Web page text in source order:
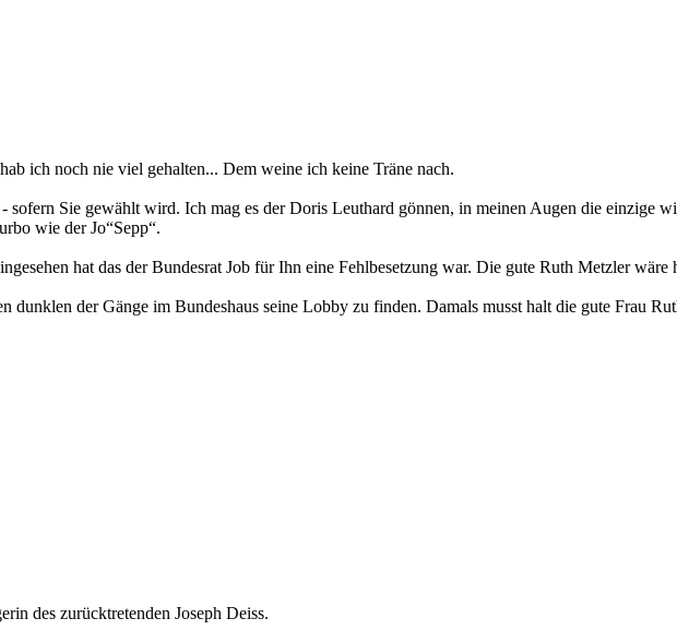
ich noch nie viel gehalten... Dem weine ich keine Träne nach.
Sie gewählt wird. Ich mag es der Doris Leuthard gönnen, in meinen Augen die einzige
wie der Jo“Sepp“.
hat das der Bundesrat Job für Ihn eine Fehlbesetzung war. Die gute Ruth Metzler
dunklen der Gänge im Bundeshaus seine Lobby zu finden. Damals musst halt die gute Frau
des zurücktretenden Joseph Deiss.